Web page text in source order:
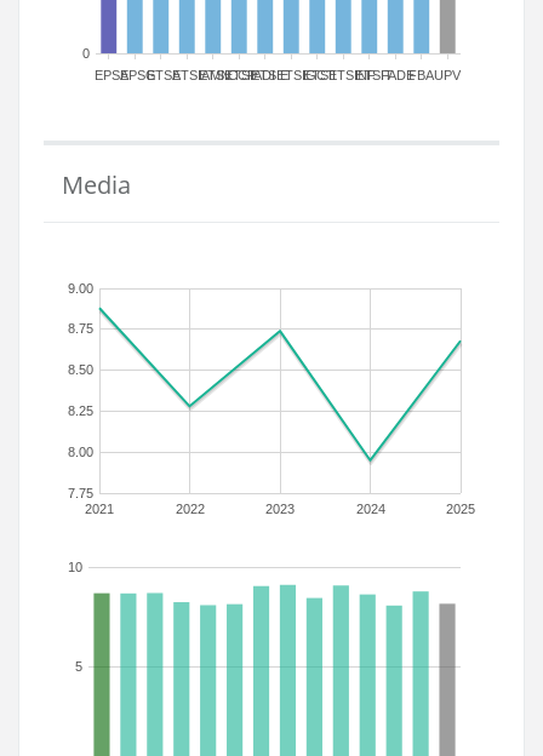
EPSAEPSGETSAETSIAMN
ETSICCP
ETSIADI
ETSIEETSIGCT
ETSIIETSINFETSITFADEFBAUPV
0
Media
2021 2022 2023 2024 2025
7.75
8.00
8.25
8.50
8.75
9.00
5
10